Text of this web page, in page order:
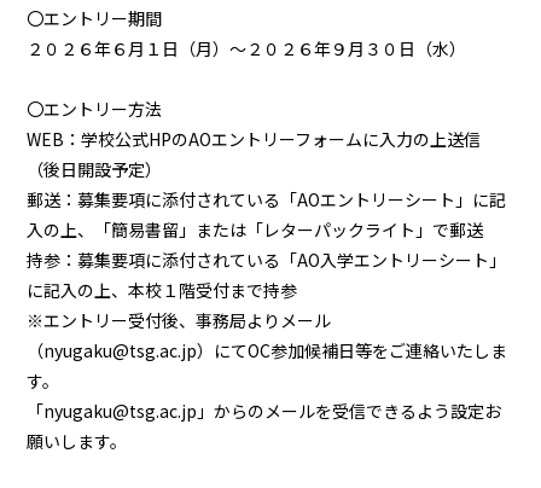
〇エントリー期間
２０２６年６月１日（月）～２０２６年９月３０日（水）
〇エントリー方法
WEB：学校公式HPのAOエントリーフォームに入力の上送信
（後日開設予定）
郵送：募集要項に添付されている「AOエントリーシート」に記
入の上、「簡易書留」または「レターパックライト」で郵送
持参：募集要項に添付されている「AO入学エントリーシート」
に記入の上、本校１階受付まで持参
※エントリー受付後、事務局よりメール
（nyugaku@tsg.ac.jp）にてOC参加候補日等をご連絡いたしま
す。
「nyugaku@tsg.ac.jp」からのメールを受信できるよう設定お
願いします。